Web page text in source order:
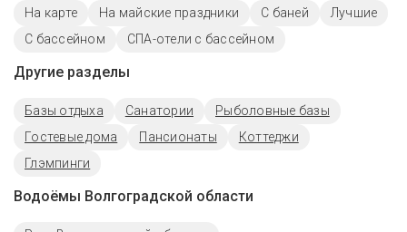
На карте
На майские праздники С баней
Лучшие
C бассейном
СПА-отели с бассейном
Другие разделы
Базы отдыха Санатории
Рыболовные базы
Гостевые дома
Пансионаты
Коттеджи
Глэмпинги
Водоёмы Волгоградской области